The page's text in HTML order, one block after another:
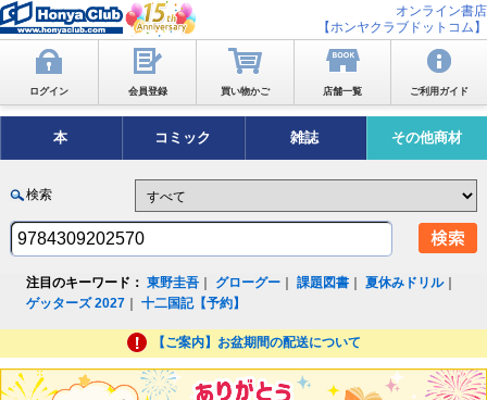
オンライン書店
【ホンヤクラブドットコム】
ログイン 会員登録 買い物かご 店舗一覧 ご利用ガイド
本 コミック 雑誌 その他商材
検索
注目のキーワード： 東野圭吾 グローグー ｜課題図書 ｜夏休みドリル｜
ゲッターズ 2027 ｜十二国記【予約】
【ご案内】お盆期間の配送について